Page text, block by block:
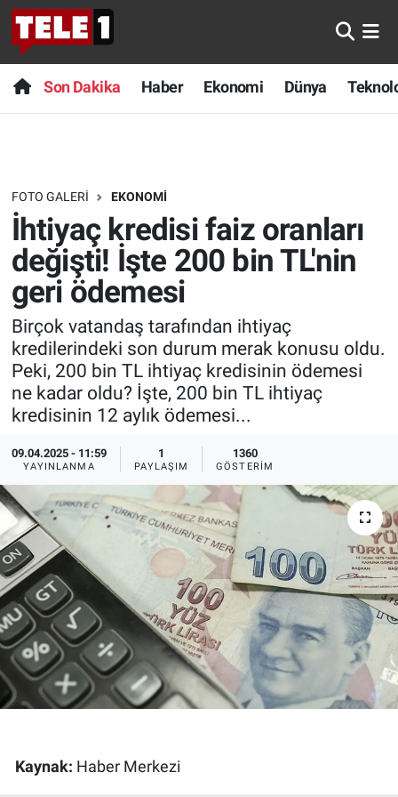
Son Dakika Haber Ekonomi Dünya
FOTO GALERI EKONOMI
İhtiyaç kredisi faiz oranları
değişti! İşte 200 bin TL'nin
geri ödemesi
Birçok vatandaş tarafından ihtiyaç
kredilerindeki son durum merak konusu oldu.
Peki, 200 bin TL ihtiyaç kredisinin ödemesi
ne kadar oldu? İşte, 200 bin TL ihtiyaç
kredisinin 12 aylık ödemesi...
09.04.2025 - 11:59
YAYINLANMA
1
PAYLAŞIM
1360
GÖSTERIM
Kaynak: Haber Merkezi
Anında Manşet
Başka Sohbetler
Bilim turu
Bilim ve Teknoloji Evreni
Doğa Konuşuyor
Dünya
Ege Saati
Ege'den Esintiler
Eğlence
Ekonomi
Forum
Gerçeğin İzinde
Gün Başlıyor
Son Dakika
Haber
Dünya
Teknoloji
Sağlık
Spor
Yayın Akışı
Nöbetçi Eczaneler
Hava Durumu
Trafik Durumu
Süper Lig Puan Durumu ve Fikstür
Tüm Manşetler
Son Dakika Haberleri
Haber Arşivi